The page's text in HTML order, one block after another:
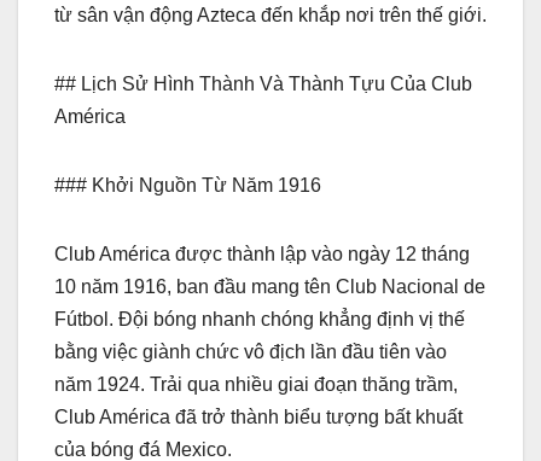
từ sân vận động Azteca đến khắp nơi trên thế giới.
## Lịch Sử Hình Thành Và Thành Tựu Của Club
América
### Khởi Nguồn Từ Năm 1916
Club América được thành lập vào ngày 12 tháng
10 năm 1916, ban đầu mang tên Club Nacional de
Fútbol. Đội bóng nhanh chóng khẳng định vị thế
bằng việc giành chức vô địch lần đầu tiên vào
năm 1924. Trải qua nhiều giai đoạn thăng trầm,
Club América đã trở thành biểu tượng bất khuất
của bóng đá Mexico.